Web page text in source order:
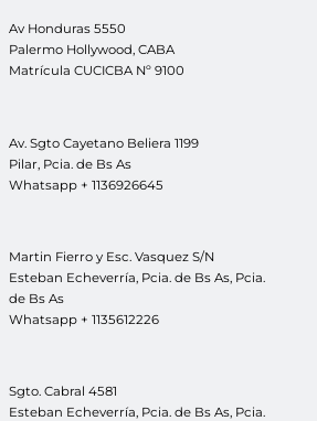
Av Honduras 5550
Palermo Hollywood,CABA
MatrículaCUCICBA Nº 9100
Av. Sgto Cayetano Beliera 1199
Pilar Pcia. de Bs As
Whatsapp +1136926645
Martin Fierro y Esc. Vasquez S/N
Esteban Echeverría, Pcia. de Bs As Pcia.
de Bs As
Whatsapp +1135612226
Sgto. Cabral 4581
Esteban Echeverría, Pcia. de Bs As, Pcia.